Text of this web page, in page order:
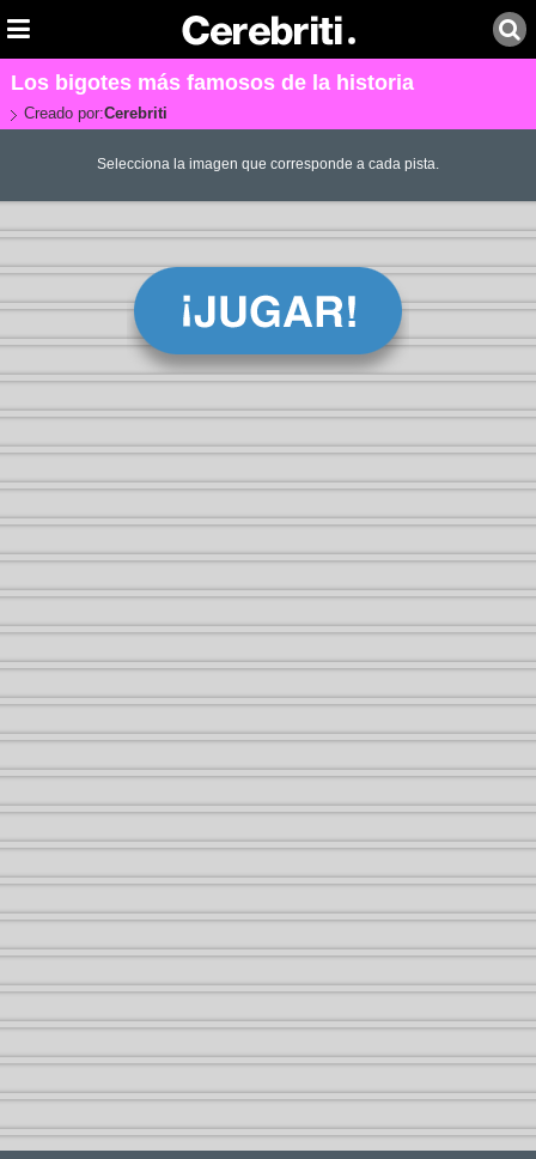
Los bigotes más famosos de la historia
Creado por:Cerebriti
Selecciona la imagen que corresponde a cada pista.